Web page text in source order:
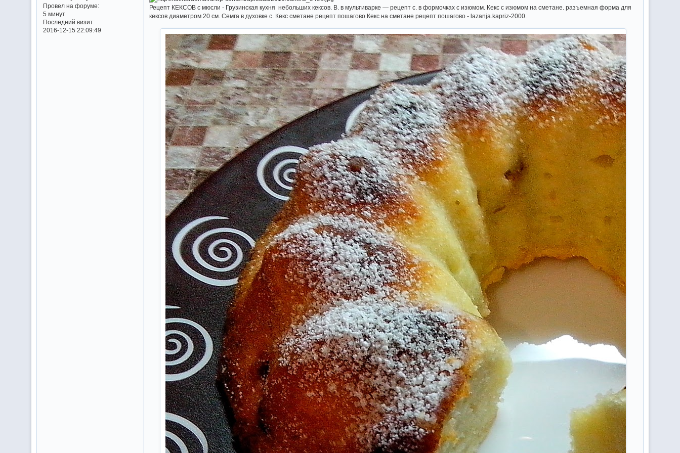
Провел на форуме:
5 минут
Последний визит:
2016-12-15 22:09:49
Рецепт КЕКСОВ с мюсли - Грузинская кухня небольших кексов. В. в мультиварке — рецепт с. в формочках с изюмом. Кекс с изюмом на сметане. разъемная форма для
кексов диаметром 20 см. Семга в духовке с. Кекс сметане рецепт пошагово Кекс на сметане рецепт пошагово - lazanja.kapriz-2000.